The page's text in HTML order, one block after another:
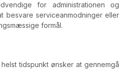
for administrationen og
besvare serviceanmodninger eller
formål.
tidspunkt ønsker at gennemgå